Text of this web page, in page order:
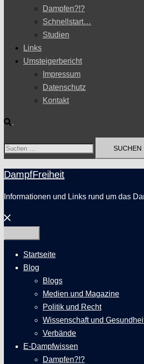
Dampfen?!?
Schnellstart…
Studien
Links
Umsteigerbericht
Impressum
Datenschutz
Kontakt
Suche
Suchen
DampfFreiheit
Informationen und Links rund um das
Menü
schließen
Startseite
Blog
Blogs
Medien und Magazine
Politik und Recht
Wissenschaft und
Verbände
E-Dampfwissen
Dampfen?!?